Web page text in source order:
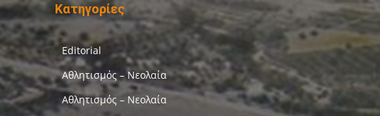
Κατηγορίες
Editorial
Αθλητισμός – Νεολαία
Αθλητισμός – Νεολαία